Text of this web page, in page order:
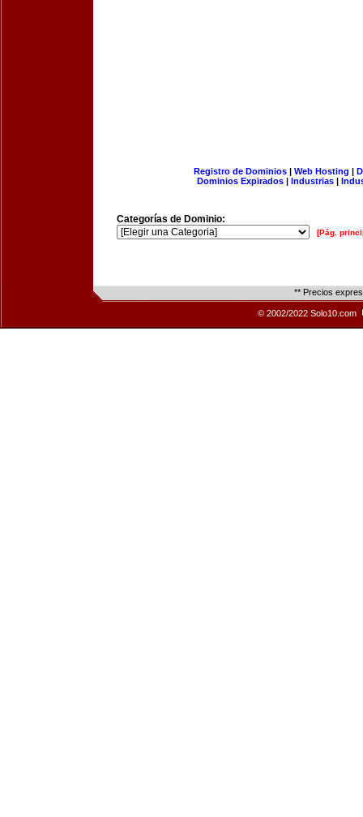
Registro de Dominios| Web Hosting |
Dominios Expirados | Industrias |
Categorías de Dominio:
[Pág.
** Precios
© 2002/2022 Solo10.com